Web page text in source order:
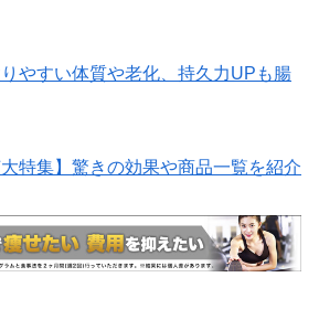
やすい体質や老化、持久力UPも腸
特集】驚きの効果や商品一覧を紹介